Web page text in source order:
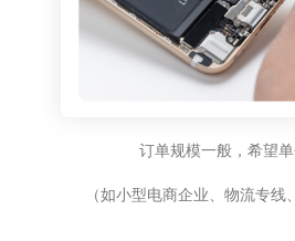
订单规模一般，希望
（如小型电商企业、物流专线